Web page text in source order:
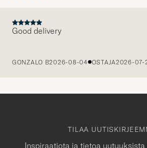
Good delivery
GONZALO B2026-08-04 OSTAJA2026-07-
TILAA
Inspiraatiota ja tietoa